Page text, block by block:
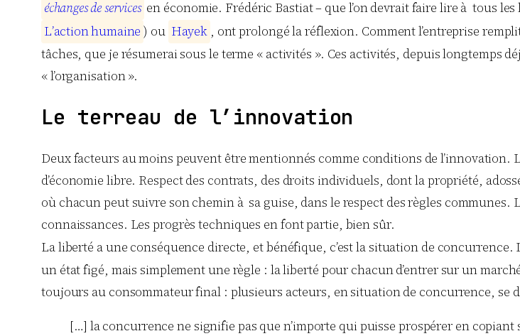
échangesdeservices en économie. Frédéric Bastiat – que l’on devrait faire lire à tous les
L’actionhumaine ) ou Hayek , ont prolongé la réflexion. Comment l’entreprise
tâches, que je résumerai sous le terme « activités ». Ces activités, depuis longtemps
« l’organisation ».
Le terreau de l’innovation
Deux facteurs au moins peuvent être mentionnés comme conditions de l’innovation.
d’économie libre. Respect des contrats, des droits individuels, dont la propriété,
où chacun peut suivre son chemin à sa guise, dans le respect des règles
connaissances. Les progrès techniques en font partie, bien sûr.
La liberté a une conséquence directe, et bénéfique, c’est la situation de concurrence.
un état figé, mais simplement une règle : la liberté pour chacun d’entrer sur un
toujours au consommateur final : plusieurs acteurs, en situation de concurrence, se
[…] la concurrence ne signifie pas que n’importe qui puisse prospérer en